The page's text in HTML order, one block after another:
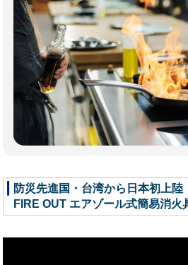
防災先進国・台湾から日本初上陸
FIRE OUT エアゾール式簡易消火